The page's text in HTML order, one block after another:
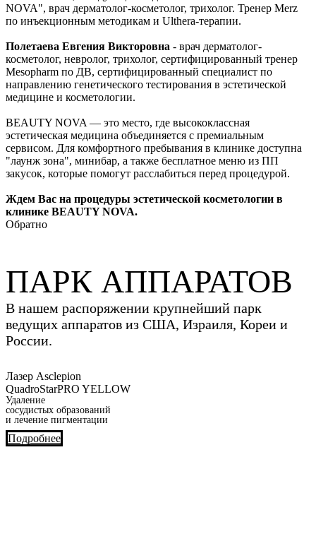
NOVA", врач дерматолог-косметолог, трихолог. Тренер Merz
по инъекционным методикам и Ulthera-терапии.
Полетаева Евгения Викторовна - врач дерматолог-
косметолог, невролог, трихолог, сертифицированный тренер
Mesopharm по ДВ, сертифицированный специалист по
направлению генетического тестирования в эстетической
медицине и косметологии.
BEAUTY NOVA — это место, где высококлассная
эстетическая медицина объединяется с премиальным
сервисом. Для комфортного пребывания в клинике доступна
"лаунж зона", минибар, а также бесплатное меню из ПП
закусок, которые помогут расслабиться перед процедурой.
Ждем Вас на процедуры эстетической косметологии в
клинике BEAUTY NOVA.
Обратно
ПАРК АППАРАТОВ
В нашем распоряжении крупнейший парк
ведущих аппаратов из США, Израиля, Кореи и
России.
Лазер Asclepion
QuadroStarPRO YELLOW
Удаление
сосудистых образований
и лечение пигментации
Подробнее